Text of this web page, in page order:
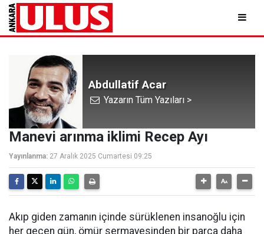
Abdullatif Acar
Yazarın Tüm Yazıları >
Manevi arınma iklimi Recep Ayı
Yayınlanma: 27 Aralık 2025 Cumartesi 09:25
Akıp giden zamanın içinde sürüklenen insanoğlu için
her geçen gün, ömür sermayesinden bir parça daha